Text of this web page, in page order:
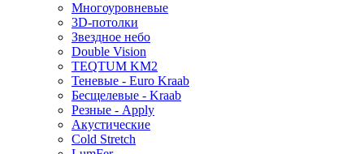
Многоуровневые
3D-потолки
Звездное небо
Double Vision
TEQTUM KM2
Теневые - Euro Kraab
Бесщелевые - Kraab
Резные - Apply
Акустические
Cold Stretch